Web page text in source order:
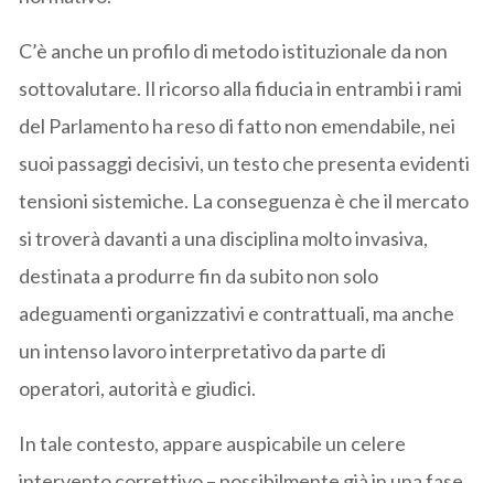
C’è anche un profilo di metodo istituzionale da non
sottovalutare. Il ricorso alla fiducia in entrambi i rami
del Parlamento ha reso di fatto non emendabile, nei
suoi passaggi decisivi, un testo che presenta evidenti
tensioni sistemiche. La conseguenza è che il mercato
si troverà davanti a una disciplina molto invasiva,
destinata a produrre fin da subito non solo
adeguamenti organizzativi e contrattuali, ma anche
un intenso lavoro interpretativo da parte di
operatori, autorità e giudici.
In tale contesto, appare auspicabile un celere